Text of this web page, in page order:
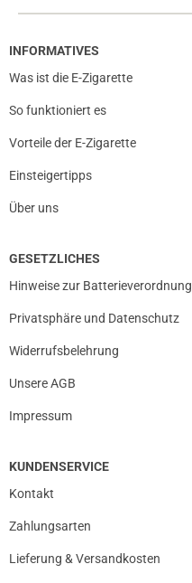
prev
INFORMATIVES
Was ist die E-Zigarette
So funktioniert es
Vorteile der E-Zigarette
Einsteigertipps
Über uns
GESETZLICHES
Hinweise zur Batterieverordnung
Privatsphäre und Datenschutz
Widerrufsbelehrung
Unsere AGB
Impressum
KUNDENSERVICE
Kontakt
Zahlungsarten
Lieferung & Versandkosten